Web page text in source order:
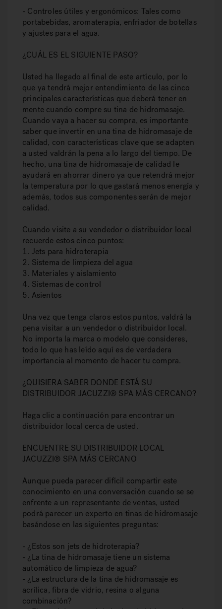
- Controles útiles y ergonómicos: Tales como
portabebidas, aromaterapia, enfriador de botellas
y ajustes para el agua.
¿CUÁL ES EL SIGUIENTE PASO?
Usted ha llegado al final de este artículo, por lo
que ya tendrá mejor entendimiento de las cinco
principales características que deberá tener en
mente cuando compre su tina de hidromasaje.
Cuando vaya a hacer su compra, es importante
saber que invertir en una tina de hidromasaje de
calidad, con características clave que se adapten
a usted valdrán la pena a lo largo del tiempo. De
hecho, una tina de hidromasaje de calidad le
ayudará en ahorrar dinero ya que retendrá mejor
la temperatura por lo que gastará menos energía y
además, todos sus componentes serán de mejor
calidad.
Cuando visite a su vendedor o distribuidor local
recuerde estos cinco puntos:
1. Jets para hidroterapia
2. Sistema de limpieza del agua
3. Materiales y aislamiento
4. Sistemas de control
5. Asientos
Una vez que tenga claros estos puntos, valdrá la
pena visitar a un vendedor o distribuidor local.
No importa la marca o modelo que consideres,
todo lo que has leído aquí es de verdadera
importancia al momento de hacer tu compra.
¿QUISIERA SABER DONDE ESTÁ SU
DISTRIBUIDOR JACUZZI® SPA MÁS CERCANO?
Haga clic a continuación para encontrar un
distribuidor local cerca de usted.
ENCUENTRE SU DISTRIBUIDOR LOCAL
JACUZZI® SPA MÁS CERCANO
Aunque pueda parecer difícil compartir este
conocimiento en una conversación cuando se se
enfrente a un representante de ventas, usted
podrá parecer un experto en tinas de hidromasaje
basándose en las siguientes preguntas:
- ¿Estos son jets de hidroterapia?
- ¿La tina de hidromasaje tiene un sistema
automático de limpieza de agua?
- ¿La estructura de la tina de hidromasaje es
acrílica, fibra de vidrio, resina o alguna
combinación?